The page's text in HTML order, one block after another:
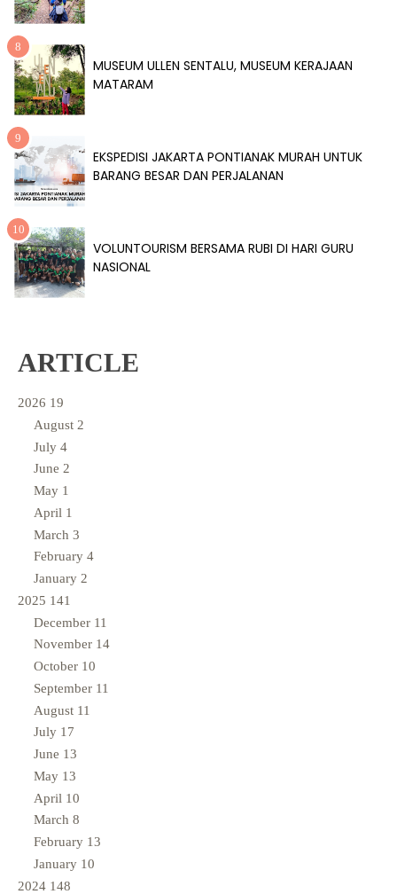
MUSEUM ULLEN SENTALU, MUSEUM KERAJAAN
MATARAM
EKSPEDISI JAKARTA PONTIANAK MURAH UNTUK
BARANG BESAR DAN PERJALANAN
VOLUNTOURISM BERSAMA RUBI DI HARI GURU
NASIONAL
ARTICLE
2026 19
August 2
July 4
June 2
May 1
April 1
March 3
February 4
January 2
2025 141
December 11
November 14
October 10
September 11
August 11
July 17
June 13
May 13
April 10
March 8
February 13
January 10
2024 148